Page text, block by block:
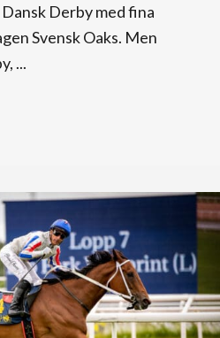
Derby med fina
Svensk Oaks. Men
...